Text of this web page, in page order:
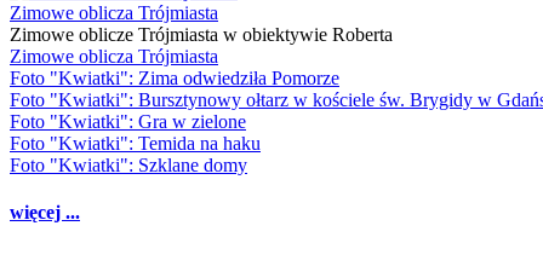
Zimowe oblicza Trójmiasta
Zimowe oblicze Trójmiasta w obiektywie Roberta
Zimowe oblicza Trójmiasta
Foto "Kwiatki": Zima odwiedziła Pomorze
Foto "Kwiatki": Bursztynowy ołtarz w kościele św. Brygidy w
Foto "Kwiatki": Gra w zielone
Foto "Kwiatki": Temida na haku
Foto "Kwiatki": Szklane domy
więcej ...